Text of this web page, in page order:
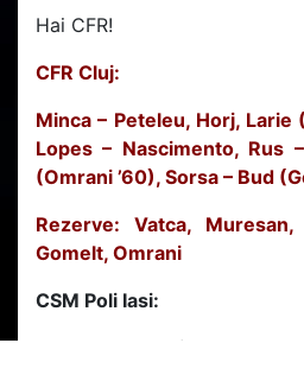
Hai CFR!
CFR Cluj:
Minca – Peteleu, Horj, Larie
Lopes – Nascimento, Rus
(Omrani ’60), Sorsa – Bud
Rezerve: Vatca,
Gomelt, Omrani
CSM Poli Iasi:
Grahovac – Tiganasu,